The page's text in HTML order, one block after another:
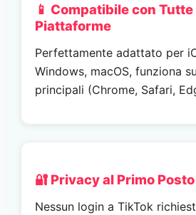
📱 Compatibile con Tutte
Piattaforme
Perfettamente adattato per
Windows, macOS, funziona
principali (Chrome, Safari,
🔐 Privacy al Primo Posto
Nessun login a TikTok